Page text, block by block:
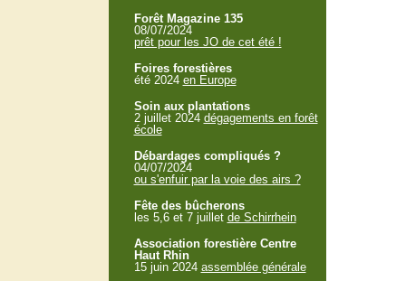
Forêt Magazine 135
08/07/2024
prêt pour les JO de cet été !
Foires forestières
été 2024 en Europe
Soin aux plantations
2 juillet 2024 dégagements en forêt
école
Débardages compliqués ?
04/07/2024
ou s'enfuir par la voie des airs ?
Fête des bûcherons
les 5,6 et 7 juillet de Schirrhein
Association forestière Centre
Haut Rhin
15 juin 2024 assemblée générale